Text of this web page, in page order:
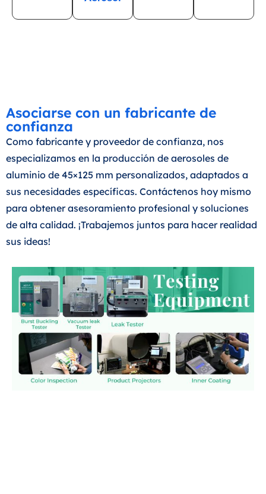
Asociarse con un fabricante de
confianza
Como fabricante y proveedor de confianza, nos
especializamos en la producción de aerosoles de
aluminio de 45×125 mm personalizados, adaptados a
sus necesidades específicas. Contáctenos hoy mismo
para obtener asesoramiento profesional y soluciones
de alta calidad. ¡Trabajemos juntos para hacer realidad
sus ideas!